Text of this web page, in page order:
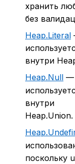
хранить
без
Heap.Literal
внутри
Heap.Null —
внутри
Heap.Union.
поскольку